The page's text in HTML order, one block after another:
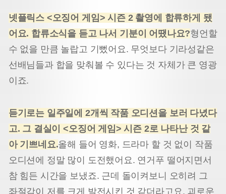
넷플릭스 <오징어 게임 >시즌 2 촬영에 합류하게 됐
어요. 합류소식을 듣고 나서 기분이 어땠나요?형언할
수 없을 만큼 놀랍고 기뻤어요. 무엇보다 기라성같은
선배님들과 합을 맞춰볼 수 있다는 것 자체가 큰 영광
이죠.
듣기로는 일주일에 2개씩 작품 오디션을 보러 다녔다
고. 그 결실이 <오징어 게임> 시즌 2로 나타난 것 같
아 기쁘네요.올해 들어 영화, 드라마 할 것 없이 작품
오디션에 정말 많이 도전했어요. 연거푸 떨어지면서
참 힘든 시간을 보냈죠. 근데 돌이켜보니 오히려 그
좌절감이 저를 크게 발전시킨 것 같더라고요. 괴로운